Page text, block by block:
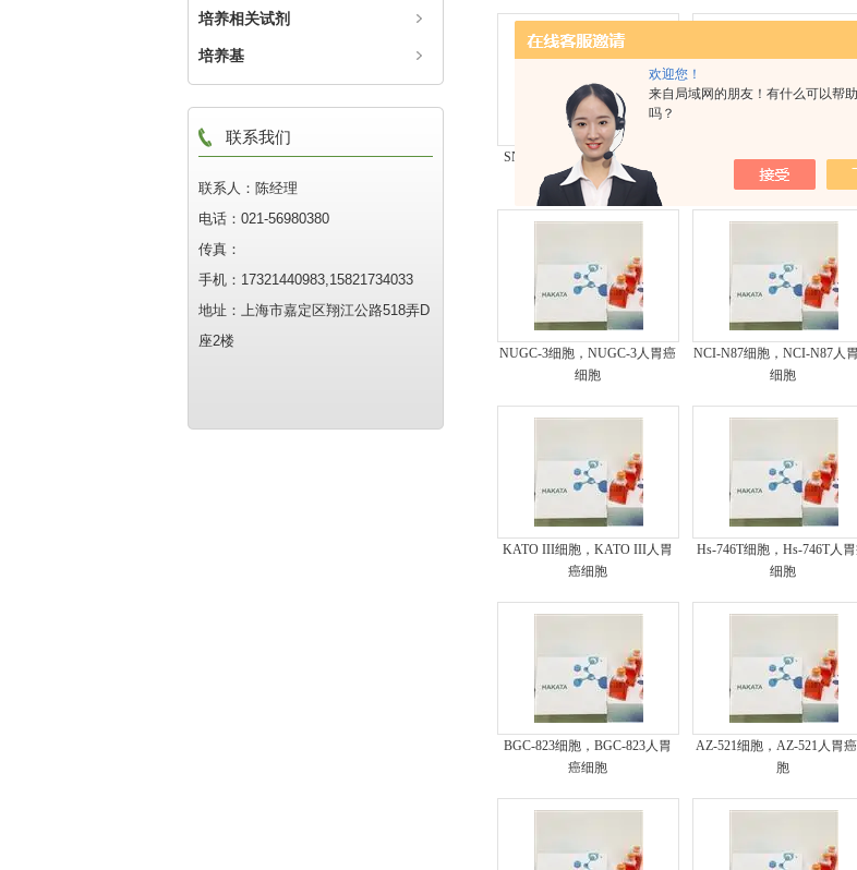
欢迎您！
来自局域网的朋友！有什么可以帮
吗？
培养相关试剂
培养基
联系我们
联系人：陈经理
电话：021-56980380
传真：
手机：17321440983,15821734033
地址：上海市嘉定区翔江公路518弄D
座2楼
SNU-638细胞，SNU-638人胃
癌细胞
SNU-5细胞，SNU-5人胃癌
胞
NUGC-3细胞，NUGC-3人胃癌
细胞
NCI-N87细胞，NCI-N87人
细胞
KATO III细胞，KATO III人胃
癌细胞
Hs-746T细胞，Hs-746T人
细胞
BGC-823细胞，BGC-823人胃
癌细胞
AZ-521细胞，AZ-521人胃
胞